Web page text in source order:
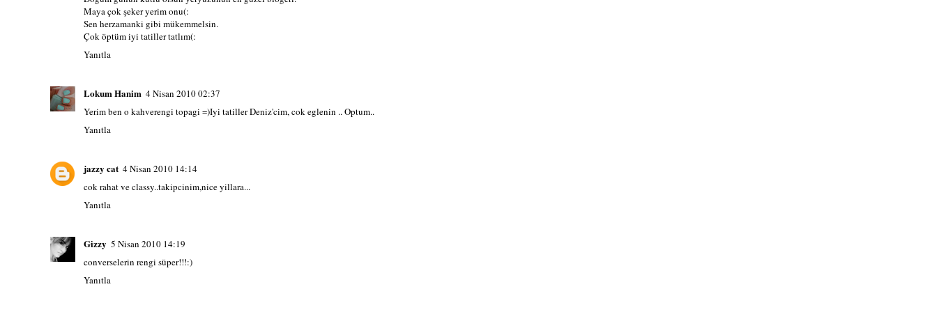
Maya çok şeker yerim onu(:
Sen herzamanki gibi mükemmelsin.
Çok öptüm iyi tatiller tatlım(:
Yanıtla
Lokum Hanim 4 Nisan 2010 02:37
Yerim ben o kahverengi topagi =)Iyi tatiller Deniz'cim, cok eglenin .. Optum..
Yanıtla
jazzy cat 4 Nisan 2010 14:14
cok rahat ve classy..takipcinim,nice yillara...
Yanıtla
Gizzy 5 Nisan 2010 14:19
converselerin rengi süper!!!:)
Yanıtla